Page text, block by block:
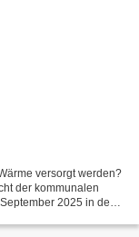
versorgt werden?
der kommunalen
2025 in den